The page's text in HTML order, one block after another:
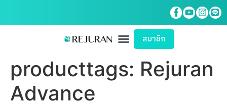
สมาชิก
producttags: Rejuran
Advance​